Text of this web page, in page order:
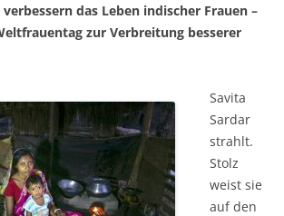
das Leben indischer Frauen –
zur Verbreitung besserer
Savita
Sardar
strahlt.
Stolz
weist sie
auf den